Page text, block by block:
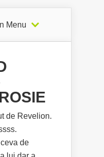
Menu
de Revelion.
de